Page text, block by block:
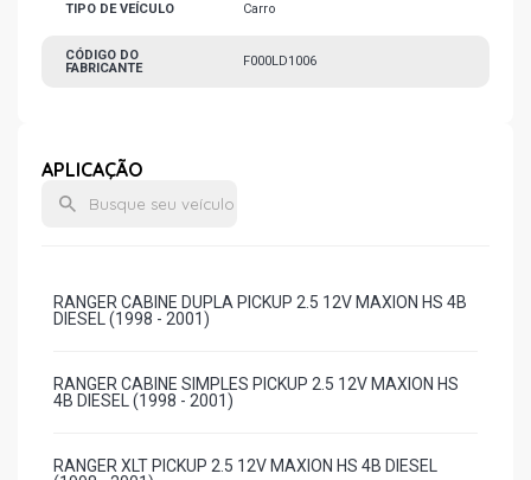
TIPO DE VEÍCULO Carro
CÓDIGO DO
FABRICANTE
F000LD1006
APLICAÇÃO
RANGER CABINE DUPLA PICKUP 2.5 12V MAXION HS 4B
DIESEL (1998 - 2001)
RANGER CABINE SIMPLES PICKUP 2.5 12V MAXION HS
4B DIESEL (1998 - 2001)
RANGER XLT PICKUP 2.5 12V MAXION HS 4B DIESEL